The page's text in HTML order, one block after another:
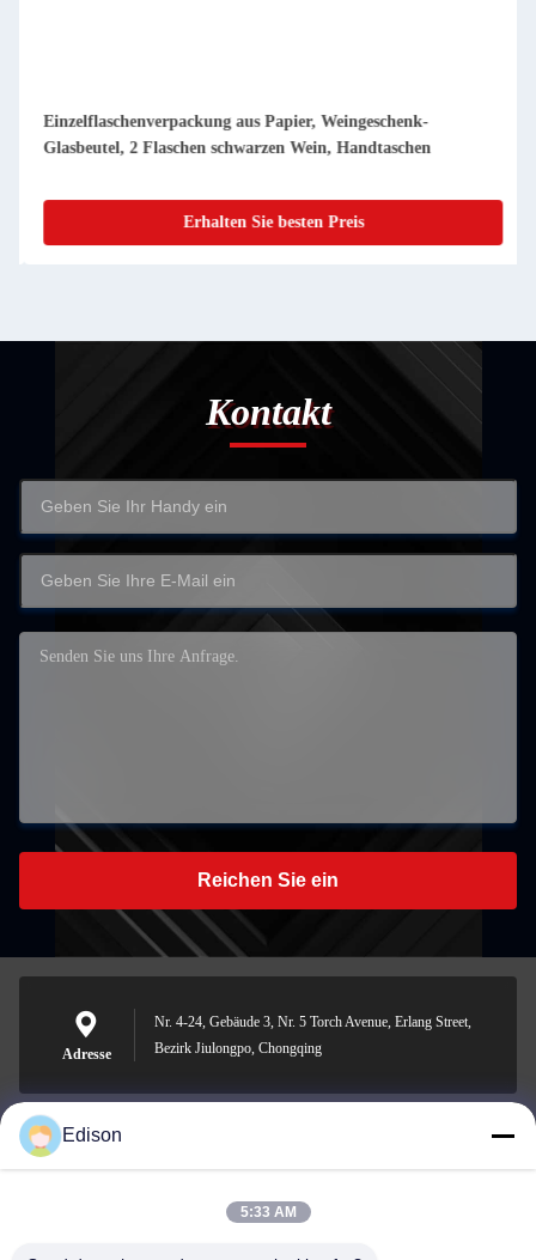
Einzelflaschenverpackung aus Papier, Weingeschenk-
Glasbeutel, 2 Flaschen schwarzen Wein, Handtaschen
Erhalten Sie besten Preis
Kontakt
Reichen Sie ein
Adresse
Nr. 4-24, Gebäude 3, Nr. 5 Torch Avenue, Erlang Street,
Bezirk Jiulongpo, Chongqing
edisonzhan666@163.com
Edison
5:33 AM